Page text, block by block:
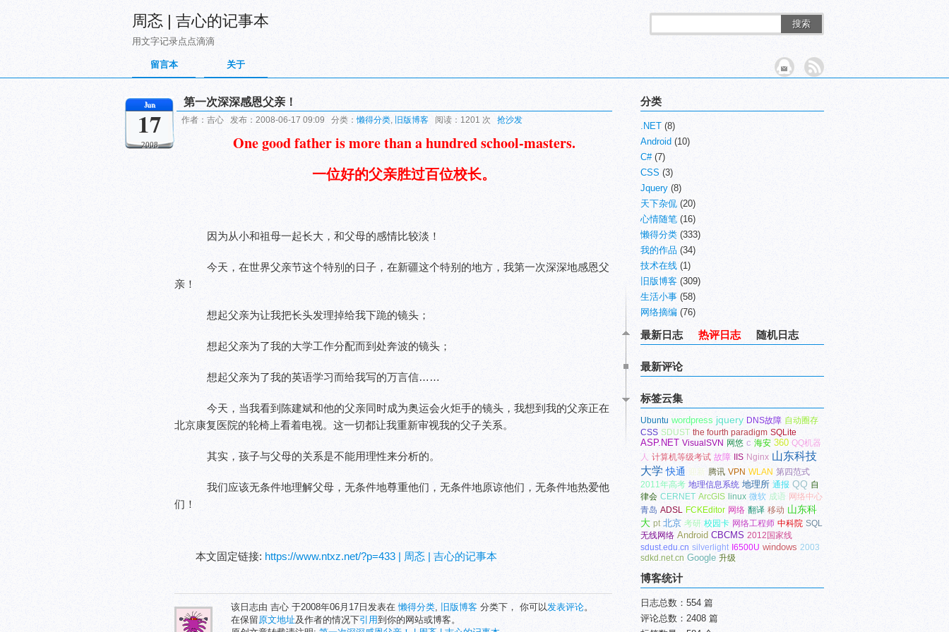
周忞 | 吉心的记事本
用文字记录点点滴滴
搜索
留言本 关于
Jun
17
2008
第一次深深感恩父亲！
作者：吉心 发布：2008-06-17 09:09 分类：懒得分类, 旧版博客 阅读：1201 次 抢沙发
One good father is more than a hundred school-masters.
一位好的父亲胜过百位校长。
因为从小和祖母一起长大，和父母的感情比较淡！
今天，在世界父亲节这个特别的日子，在新疆这个特别的地方，我第一次深深地感恩父
亲！
想起父亲为让我把长头发理掉给我下跪的镜头；
想起父亲为了我的大学工作分配而到处奔波的镜头；
想起父亲为了我的英语学习而给我写的万言信……
今天，当我看到陈建斌和他的父亲同时成为奥运会火炬手的镜头，我想到我的父亲正在
北京康复医院的轮椅上看着电视。这一切都让我重新审视我的父子关系。
其实，孩子与父母的关系是不能用理性来分析的。
我们应该无条件地理解父母，无条件地尊重他们，无条件地原谅他们，无条件地热爱他
们！
本文固定链接: https://www.ntxz.net/?p=433 | 周忞 | 吉心的记事本
该日志由 吉心 于2008年06月17日发表在懒得分类, 旧版博客 分类下， 你可以发表评论。
在保留原文地址及作者的情况下引用到你的网站或博客。
分类
.NET (8)
Android (10)
C#(7)
CSS (3)
Jquery (8)
天下杂侃 (20)
心情随笔 (16)
懒得分类 (333)
我的作品 (34)
技术在线 (1)
旧版博客 (309)
生活小事 (58)
网络摘编 (76)
最新日志 热评日志 随机日志
最新评论
标签云集
Ubuntu wordpress jquery DNS故障 自动圈存
CSS SDUST the fourth paradigm SQLite
ASP.NET VisualSVN 网悠 c 海安 360 QQ机器
人 计算机等级考试 故障 IIS Nginx 山东科技
大学 快通 迎新 腾讯 VPN WLAN 第四范式
2011年高考 地理信息系统 地理所 通报 QQ 自
律会 CERNET ArcGIS linux 微软 成语 网络中心
青岛 ADSL FCKEditor 网络 翻译 移动 山东科
大 pt 北京 考研 校园卡 网络工程师 中科院 SQL
无线网络 Android CBCMS 2012国家线
sdust.edu.cn silverlight I6500U windows 2003
sdkd.net.cn Google 升级
博客统计
日志总数：554 篇
评论总数：2408 篇